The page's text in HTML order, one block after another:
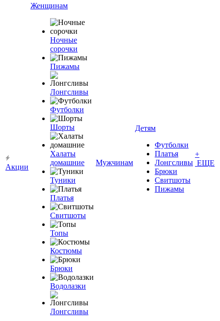
Акции
Женщинам
Ночные
сорочки
Пижамы
Лонгсливы
Футболки
Шорты
Халаты
домашние
Туники
Платья
Свитшоты
Топы
Костюмы
Брюки
Водолазки
Лонгсливы
Мужчинам
Детям
Футболки
Платья
Лонгсливы
Брюки
Свитшоты
Пижамы
+
ЕЩЕ